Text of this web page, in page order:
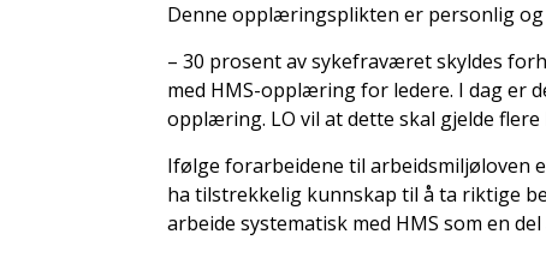
Denne opplæringsplikten er personlig og
– 30 prosent av sykefraværet skyldes
med HMS-opplæring for ledere. I dag er
opplæring. LO vil at dette skal gjelde
Ifølge forarbeidene til arbeidsmiljøloven
ha tilstrekkelig kunnskap til å ta riktige
arbeide systematisk med HMS som en